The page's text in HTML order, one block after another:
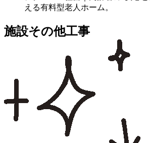
える有料型老人ホーム。
施設その他工事